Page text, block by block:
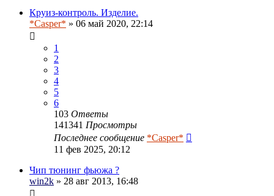
Круиз-контроль. Изделие.
*Casper* » 06 май 2020, 22:14
1
2
3
4
5
6
103 Ответы
141341 Просмотры
Последнее сообщение *Casper*
11 фев 2025, 20:12
Чип тюнинг фьюжа ?
win2k » 28 авг 2013, 16:48